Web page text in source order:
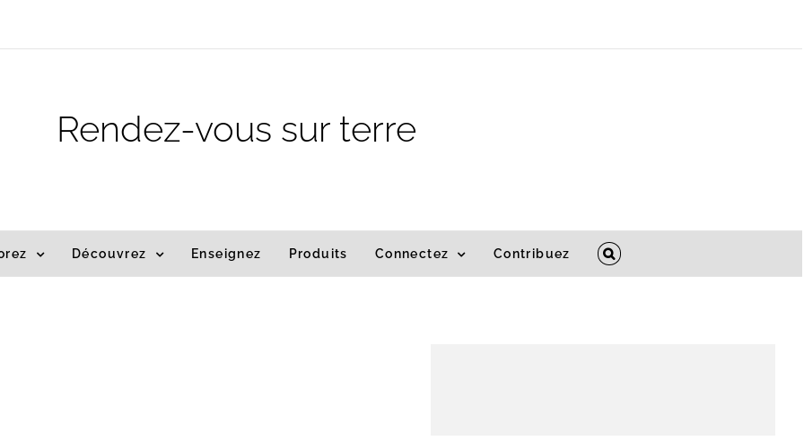
Rendez-vous sur terre
Découvrez Enseignez Produits Connectez Contribuez